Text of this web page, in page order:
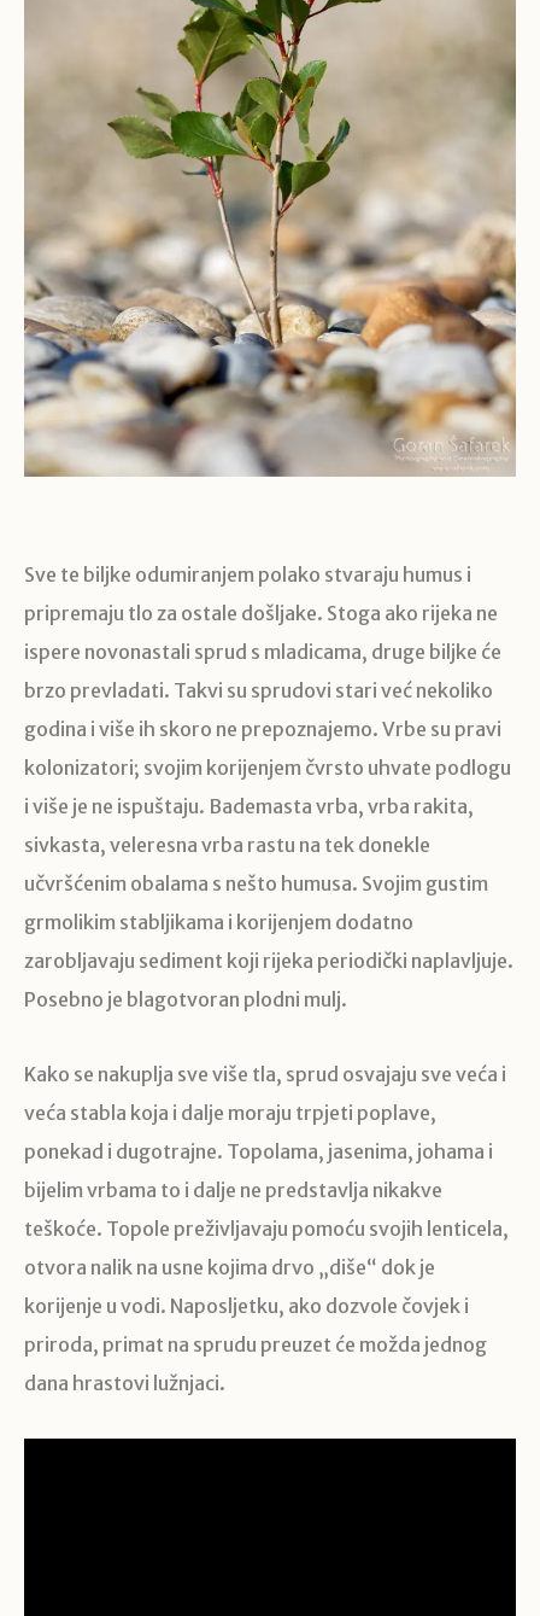
Sve te biljke odumiranjem polako stvaraju humus i
pripremaju tlo za ostale došljake. Stoga ako rijeka ne
ispere novonastali sprud s mladicama, druge biljke će
brzo prevladati. Takvi su sprudovi stari već nekoliko
godina i više ih skoro ne prepoznajemo. Vrbe su pravi
kolonizatori; svojim korijenjem čvrsto uhvate podlogu
i više je ne ispuštaju. Bademasta vrba, vrba rakita,
sivkasta, veleresna vrba rastu na tek donekle
učvršćenim obalama s nešto humusa. Svojim gustim
grmolikim stabljikama i korijenjem dodatno
zarobljavaju sediment koji rijeka periodički naplavljuje.
Posebno je blagotvoran plodni mulj.
Kako se nakuplja sve više tla, sprud osvajaju sve veća i
veća stabla koja i dalje moraju trpjeti poplave,
ponekad i dugotrajne. Topolama, jasenima, johama i
bijelim vrbama to i dalje ne predstavlja nikakve
teškoće. Topole preživljavaju pomoću svojih lenticela,
otvora nalik na usne kojima drvo „diše“ dok je
korijenje u vodi. Naposljetku, ako dozvole čovjek i
priroda, primat na sprudu preuzet će možda jednog
dana hrastovi lužnjaci.